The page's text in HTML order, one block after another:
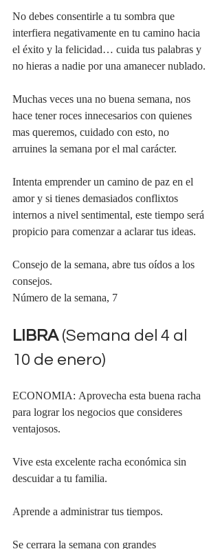
No debes consentirle a tu sombra que
interfiera negativamente en tu camino hacia
el éxito y la felicidad… cuida tus palabras y
no hieras a nadie por una amanecer nublado.
Muchas veces una no buena semana, nos
hace tener roces innecesarios con quienes
mas queremos, cuidado con esto, no
arruines la semana por el mal carácter.
Intenta emprender un camino de paz en el
amor y si tienes demasiados conflixtos
internos a nivel sentimental, este tiempo será
propicio para comenzar a aclarar tus ideas.
Consejo de la semana, abre tus oídos a los
consejos.
Número de la semana, 7
LIBRA (Semana del 4 al
10 de enero)
ECONOMIA: Aprovecha esta buena racha
para lograr los negocios que consideres
ventajosos.
Vive esta excelente racha económica sin
descuidar a tu familia.
Aprende a administrar tus tiempos.